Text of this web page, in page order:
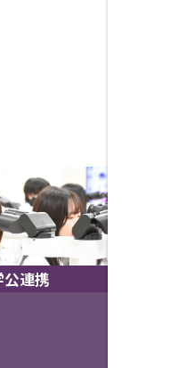
公連携